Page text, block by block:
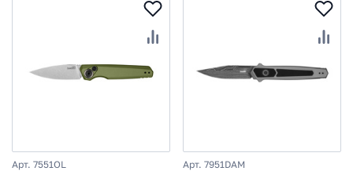
Арт. 7551OL Арт. 7951DAM